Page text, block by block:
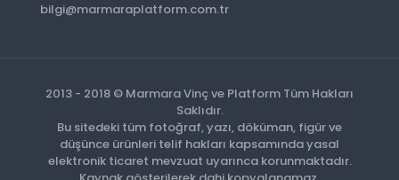
bilgi@marmaraplatform.com.tr
2013 - 2018 © Marmara Vinç ve Platform Tüm Hakları
Saklıdır.
Bu sitedeki tüm fotoğraf, yazı, döküman, figür ve
düşünce ürünleri telif hakları kapsamında yasal
elektronik ticaret mevzuat uyarınca korunmaktadır.